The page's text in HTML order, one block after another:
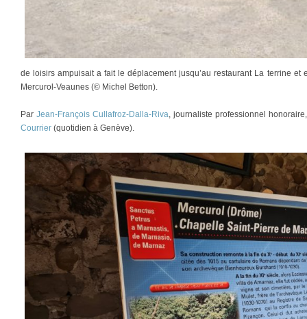
de loisirs ampuisait a fait le déplacement jusqu’au restaurant La terrine
Mercurol-Veaunes (© Michel Betton).
Par Jean-François Cullafroz-Dalla-Riva, journaliste professionnel
Courrier (quotidien à Genève).